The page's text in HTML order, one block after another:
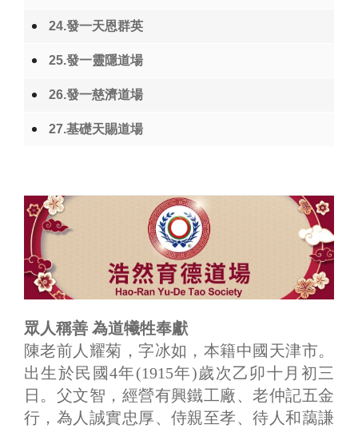
24.發一天恩群英
25.發一靈隱道場
26.發一慈濟道場
27.基礎天賜道場
眾人稱善 為道犧牲奉獻
陳老前人耀菊，字冰如，本籍中國天津市。
出生於民國4年(1915年)歲次乙卯十月初三
日。父文智，經營有興鐵工廠、老仲記五金
行，為人誠實忠厚、侍親至孝、待人和藹謙